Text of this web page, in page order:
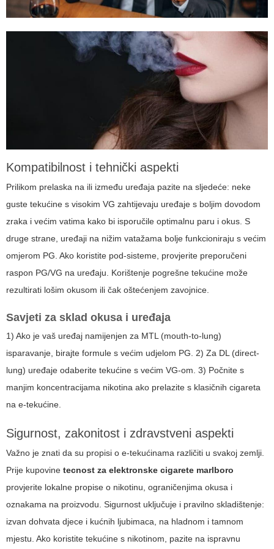
Kompatibilnost i tehnički aspekti
Prilikom prelaska na ili između uređaja pazite na sljedeće: neke
guste tekućine s visokim VG zahtijevaju uređaje s boljim dovodom
zraka i većim vatima kako bi isporučile optimalnu paru i okus. S
druge strane, uređaji na nižim vatažama bolje funkcioniraju s većim
omjerom PG. Ako koristite pod-sisteme, provjerite preporučeni
raspon PG/VG na uređaju. Korištenje pogrešne tekućine može
rezultirati lošim okusom ili čak oštećenjem zavojnice.
Savjeti za sklad okusa i uređaja
1) Ako je vaš uređaj namijenjen za MTL (mouth-to-lung)
isparavanje, birajte formule s većim udjelom PG. 2) Za DL (direct-
lung) uređaje odaberite tekućine s većim VG-om. 3) Počnite s
manjim koncentracijama nikotina ako prelazite s klasičnih cigareta
na e-tekućine.
Sigurnost, zakonitost i zdravstveni aspekti
Važno je znati da su propisi o e-tekućinama različiti u svakoj zemlji.
Prije kupovine tecnost za elektronske cigarete marlboro
provjerite lokalne propise o nikotinu, ograničenjima okusa i
oznakama na proizvodu. Sigurnost uključuje i pravilno skladištenje:
izvan dohvata djece i kućnih ljubimaca, na hladnom i tamnom
mjestu. Ako koristite tekućine s nikotinom, pazite na ispravnu